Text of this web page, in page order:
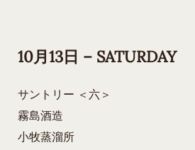
10月13日 – SATURDAY
サントリー ＜六＞
霧島酒造
小牧蒸溜所